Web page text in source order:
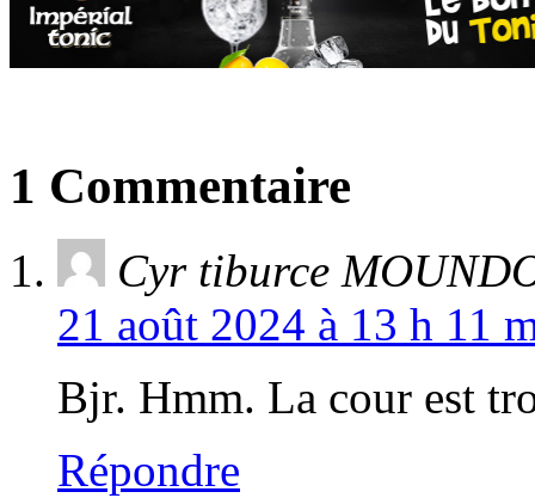
1 Commentaire
Cyr tiburce
21 août 2024 à 13 h 11
Bjr. Hmm. La cour est
Répondre